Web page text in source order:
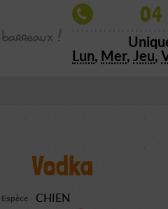
barreaux !
Lun, Mer, Jeu,
Vodka
Espèce CHIEN